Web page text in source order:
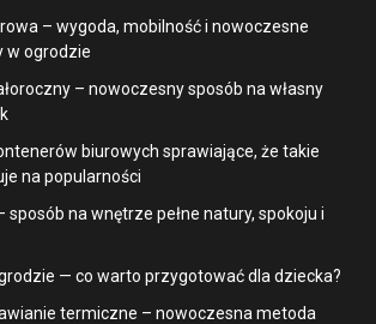
– wygoda, mobilność i nowoczesne
w ogrodzie
– nowoczesny sposób na własny
biurowych sprawiające, że takie
na popularności
sposób na wnętrze pełne natury, spokoju i
— co warto przygotować dla dziecka?
termiczne – nowoczesna metoda